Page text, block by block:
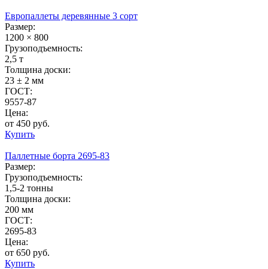
Европаллеты деревянные 3 сорт
Размер:
1200 × 800
Грузоподъемность:
2,5 т
Толщина доски:
23 ± 2 мм
ГОСТ:
9557-87
Цена:
от 450 руб.
Купить
Паллетные борта 2695-83
Размер:
Грузоподъемность:
1,5-2 тонны
Толщина доски:
200 мм
ГОСТ:
2695-83
Цена:
от 650 руб.
Купить